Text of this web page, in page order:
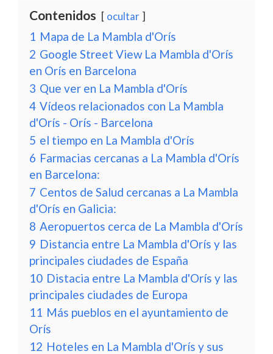
Contenidos ocultar
1 Mapa de La Mambla d'Orís
2 Google Street View La Mambla d'Orís
en Orís en Barcelona
3 Que ver en La Mambla d'Orís
4 Vídeos relacionados con La Mambla
d'Orís - Orís - Barcelona
5 el tiempo en La Mambla d'Orís
6 Farmacias cercanas a La Mambla d'Orís
en Barcelona:
7 Centos de Salud cercanas a La Mambla
d'Orís en Galicia:
8 Aeropuertos cerca de La Mambla d'Orís
9 Distancia entre La Mambla d'Orís y las
principales ciudades de España
10 Distacia entre La Mambla d'Orís y las
principales ciudades de Europa
11 Más pueblos en el ayuntamiento de
Orís
12 Hoteles en La Mambla d'Orís y sus